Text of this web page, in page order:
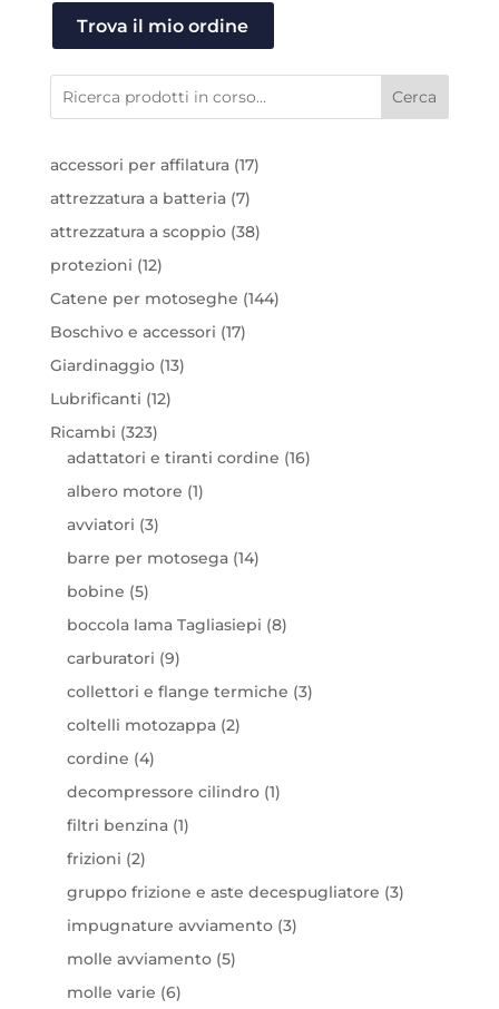
Trova il mio ordine
Cerca
accessori per affilatura 1717
attrezzatura a batteria 77
prodotti
attrezzatura a scoppio 3838
protezioni 1212
prodotti
Catene per motoseghe 144144
Boschivo e accessori 1717
Giardinaggio 1313
Lubrificanti 1212
Ricambi 323323
prodotti
adattatori e tiranti cordine 1616
albero motore 11
avviatori 33
prodotti
barre per motosega 1414
bobine 55
prodotti
boccola lama Tagliasiepi 88
carburatori 99
prodotti
collettori e flange termiche 33
coltelli motozappa 22
cordine 44
prodotti
decompressore cilindro 11
filtri benzina 11
frizioni 22
prodotti
gruppo frizione e aste decespugliatore 33
impugnature avviamento 33
molle avviamento 55
molle varie 66